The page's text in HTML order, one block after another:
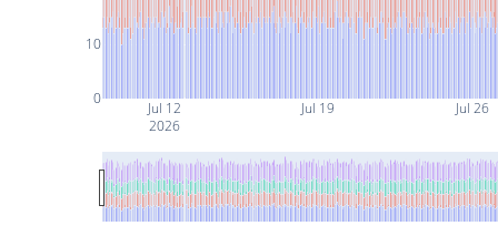
Jul 12
2026
Jul 19 Jul 26
0
10